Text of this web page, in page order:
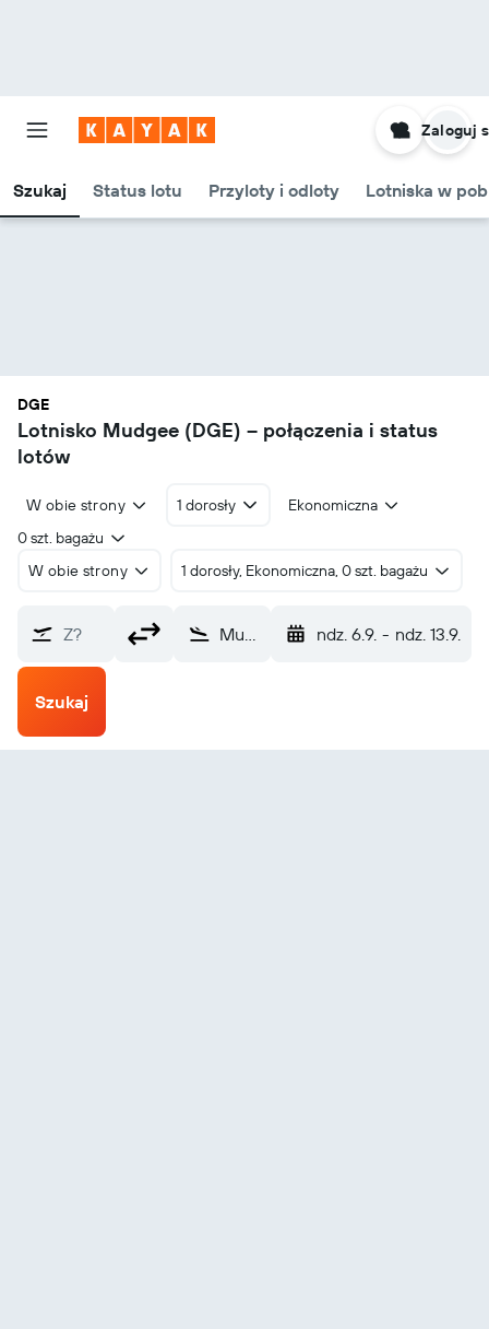
Szukaj Status lotu Przyloty i odloty Lotniska w
Zaloguj
DGE
Lotnisko Mudgee (DGE) – połączenia i status
lotów
W obie strony 1 dorosły
Ekonomiczna
0 szt. bagażu
W obie strony
1 dorosły, Ekonomiczna, 0 szt. bagażu
Z? Mudgee (DGE) ndz. 6.9. - ndz. 13.9.
Szukaj